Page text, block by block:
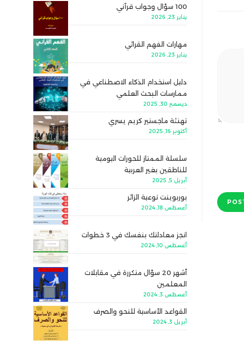
100 سؤال وجواب قرآني
يناير 23, 2026
مهارات الفهم القرائي
يناير 23, 2026
دليل استخدام الذكاء الاصطناعي في
ممارسات البحث العلمي
ديسمبر 30, 2025
تهنئة ماجستير كريم يسري
أكتوبر 16, 2025
سلسلة الممتاز للحورات اليومية
للناطقين بغير العربية
أبريل 5, 2025
بوربوينت توعية الزائر
أغسطس 18, 2024
انجز معادلتك بنفسك في 3 خطوات
أغسطس 10, 2024
أشهر 20 سؤال متكررة في مقابلات
المعلمين
أغسطس 3, 2024
القواعد الأساسية للنحو والصرف
أبريل 3, 2024